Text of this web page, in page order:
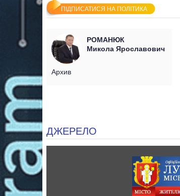
ПІДПИСАТИСЯ НА ПОЛІТИКА
РОМАНЮК
Микола Ярославович
Архив
ДЖЕРЕЛО